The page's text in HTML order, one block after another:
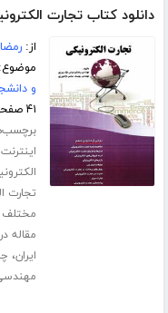
دانلود کتاب تجارت
از:
و
۴۱ صفحه
اینترنت
تجارت
مختلف
مقاله
ایران،
مهندسی